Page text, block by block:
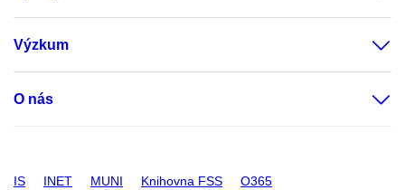
Výzkum
O nás
IS INET MUNI Knihovna FSS O365